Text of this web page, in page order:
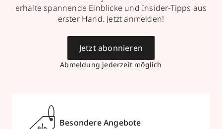
erhalte spannende Einblicke und Insider-Tipps aus
erster Hand. Jetzt anmelden!
Abmeldung jederzeit möglich
Jetzt abonnieren
Besondere Angebote